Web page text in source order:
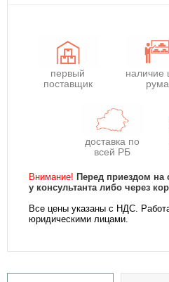
первый
поставщик
наличие
рума
доставка по
всей РБ
Внимание! Перед приездом на
у консультанта либо через
Все цены указаны с НДС.
юридическими лицами.